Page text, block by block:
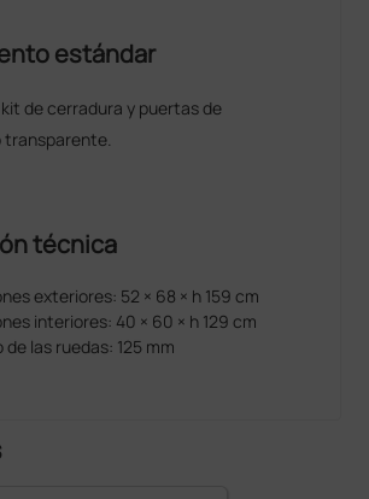
estándar
de cerradura y puertas de
técnica
exteriores: 52 × 68 × h 159 cm
interiores: 40 × 60 × h 129 cm
de las ruedas: 125 mm